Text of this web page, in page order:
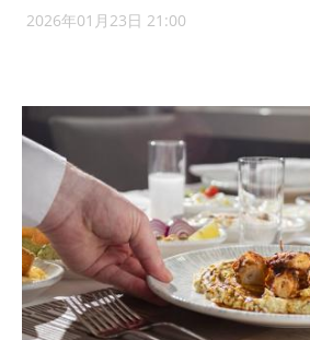
2026年01月23日 21:00